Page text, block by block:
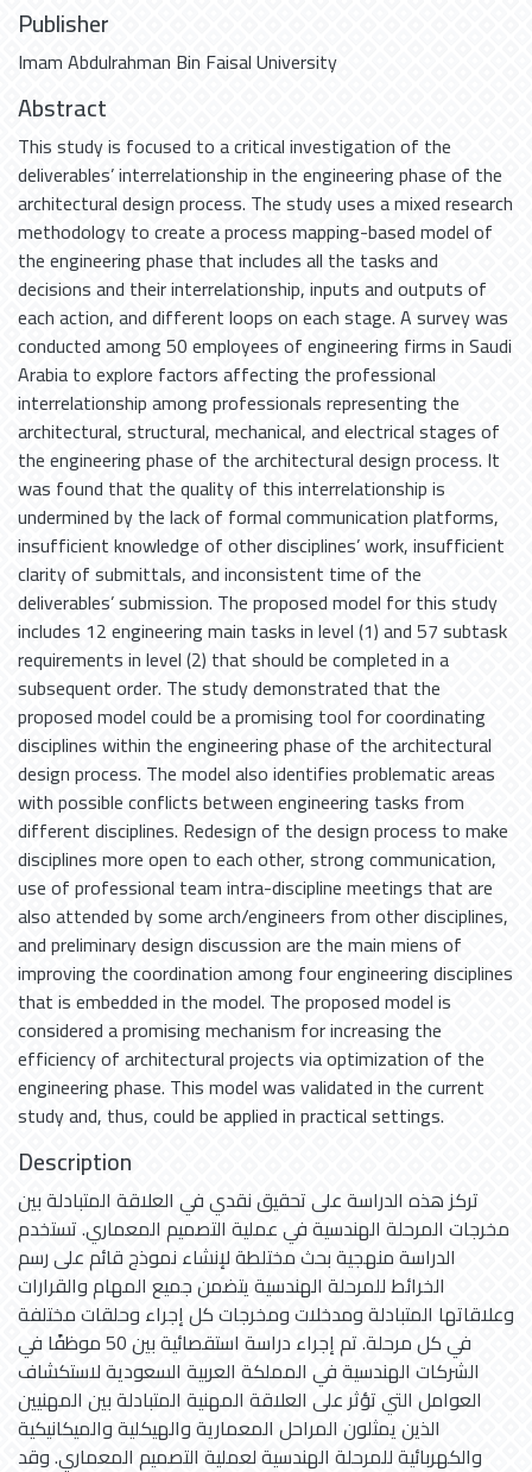
Publisher
Imam Abdulrahman Bin Faisal University
Abstract
This study is focused to a critical investigation of the
deliverables’ interrelationship in the engineering phase of the
architectural design process. The study uses a mixed research
methodology to create a process mapping-based model of
the engineering phase that includes all the tasks and
decisions and their interrelationship, inputs and outputs of
each action, and different loops on each stage. A survey was
conducted among 50 employees of engineering firms in Saudi
Arabia to explore factors affecting the professional
interrelationship among professionals representing the
architectural, structural, mechanical, and electrical stages of
the engineering phase of the architectural design process. It
was found that the quality of this interrelationship is
undermined by the lack of formal communication platforms,
insufficient knowledge of other disciplines’ work, insufficient
clarity of submittals, and inconsistent time of the
deliverables’ submission. The proposed model for this study
includes 12 engineering main tasks in level (1) and 57 subtask
requirements in level (2) that should be completed in a
subsequent order. The study demonstrated that the
proposed model could be a promising tool for coordinating
disciplines within the engineering phase of the architectural
design process. The model also identifies problematic areas
with possible conflicts between engineering tasks from
different disciplines. Redesign of the design process to make
disciplines more open to each other, strong communication,
use of professional team intra-discipline meetings that are
also attended by some arch/engineers from other disciplines,
and preliminary design discussion are the main miens of
improving the coordination among four engineering disciplines
that is embedded in the model. The proposed model is
considered a promising mechanism for increasing the
efficiency of architectural projects via optimization of the
engineering phase. This model was validated in the current
study and, thus, could be applied in practical settings.
Description
تركز هذه الدراسة على تحقيق نقدي في العلاقة المتبادلة بين
مخرجات المرحلة الهندسية في عملية التصميم المعماري. تستخدم
الدراسة منهجية بحث مختلطة لإنشاء نموذج قائم على رسم
الخرائط للمرحلة الهندسية يتضمن جميع المهام والقرارات
وعلاقاتها المتبادلة ومدخلات ومخرجات كل إجراء وحلقات مختلفة
في كل مرحلة. تم إجراء دراسة استقصائية بين 50 موظفًا في
الشركات الهندسية في المملكة العربية السعودية لاستكشاف
العوامل التي تؤثر على العلاقة المهنية المتبادلة بين المهنيين
الذين يمثلون المراحل المعمارية والهيكلية والميكانيكية
والكهربائية للمرحلة الهندسية لعملية التصميم المعماري. وقد